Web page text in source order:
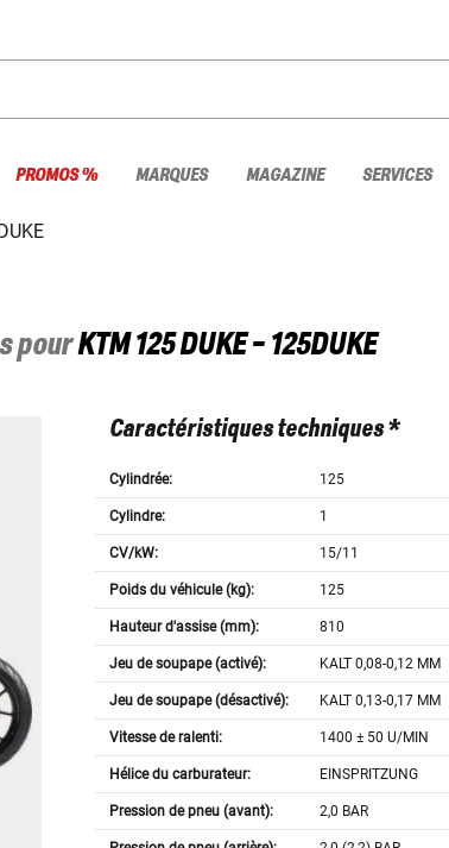
PROMOS % MARQUES MAGAZINE SERVICES
pourKTM 125 DUKE - 125DUKE
Caractéristiques techniques *
Cylindrée: 125
Cylindre: 1
CV/kW: 15/11
Poids du véhicule (kg): 125
Hauteur d'assise (mm): 810
Jeu de soupape (activé): KALT 0,08-0,12 MM
Jeu de soupape (désactivé): KALT 0,13-0,17 MM
Vitesse de ralenti: 1400 ± 50 U/MIN
Hélice du carburateur: EINSPRITZUNG
Pression de pneu (avant): 2,0 BAR